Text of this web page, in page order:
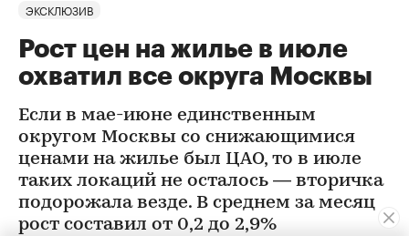
ЭКСКЛЮЗИВ
Рост цен на жилье в июле
охватил все округа Москвы
Если в мае-июне единственным
округом Москвы со снижающимися
ценами на жилье был ЦАО, то в июле
таких локаций не осталось — вторичка
подорожала везде. В среднем за месяц
рост составил от 0,2 до 2,9%